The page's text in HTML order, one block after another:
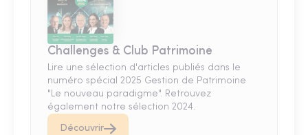
Challenges & Club Patrimoine
Lire une sélection d'articles publiés dans le
numéro spécial 2025 Gestion de Patrimoine
"Le nouveau paradigme". Retrouvez
également notre sélection 2024.
Découvrir